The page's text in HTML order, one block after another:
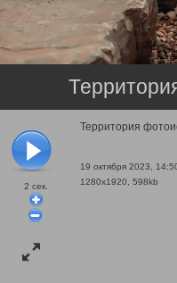
2 сек.
Территория
19 октября 2023,
1280x1920, 598kb